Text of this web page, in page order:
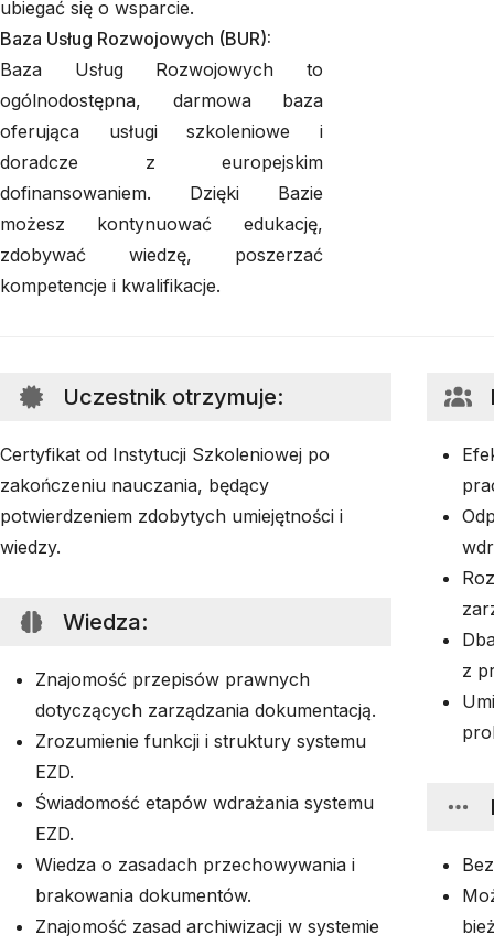
ubiegać się o wsparcie.
Baza Usług Rozwojowych (BUR):
Baza Usług Rozwojowych to
ogólnodostępna, darmowa baza
oferująca usługi szkoleniowe i
doradcze z europejskim
dofinansowaniem. Dzięki Bazie
możesz kontynuować edukację,
zdobywać wiedzę, poszerzać
kompetencje i kwalifikacje.
Uczestnik otrzymuje:
Certyfikat od Instytucji Szkoleniowej po
zakończeniu nauczania, będący
potwierdzeniem zdobytych umiejętności i
wiedzy.
Wiedza:
Znajomość przepisów prawnych
dotyczących zarządzania dokumentacją.
Zrozumienie funkcji i struktury systemu
EZD.
Świadomość etapów wdrażania systemu
EZD.
Wiedza o zasadach przechowywania i
brakowania dokumentów.
Znajomość zasad archiwizacji w systemie
z